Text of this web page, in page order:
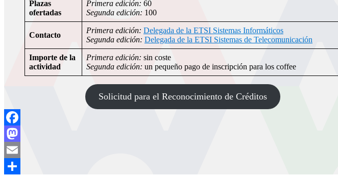
Plazas
ofertadas
Primera edición: 60
Segunda edición: 100
Contacto
Primera edición: Delegada de la ETSI Sistemas Informáticos
Segunda edición: Delegada de la ETSI Sistemas de Telecomunicación
Importe de la
actividad
Primera edición: sin coste
Segunda edición: un pequeño pago de inscripción para los coffee
Solicitud para el Reconocimiento de Créditos
Facebook
Mastodon
Email